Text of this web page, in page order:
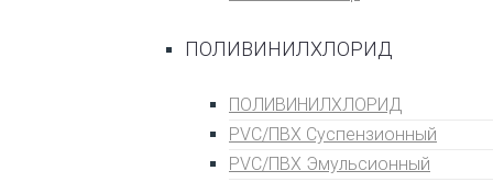
ПОЛИВИНИЛХЛОРИД
ПОЛИВИНИЛХЛОРИД
PVC/ПВХ Суспензионный
PVC/ПВХ Эмульсионный